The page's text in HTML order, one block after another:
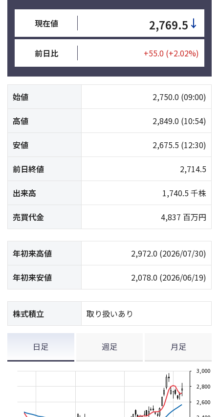
現在値 2,769.5 ↓
前日比 +55.0 (+2.02%)
始値 2,750.0 (09:00)
高値 2,849.0 (10:54)
安値 2,675.5 (12:30)
前日終値 2,714.5
出来高 1,740.5 千株
売買代金 4,837 百万円
年初来高値 2,972.0 (2026/07/30)
年初来安値 2,078.0 (2026/06/19)
株式積立 取り扱いあり
日足 週足 月足
2,600
2,800
3,000